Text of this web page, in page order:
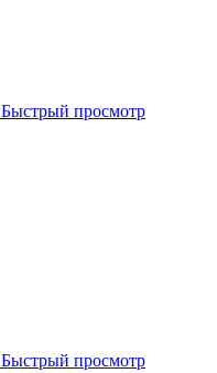
Быстрый просмотр
Быстрый просмотр